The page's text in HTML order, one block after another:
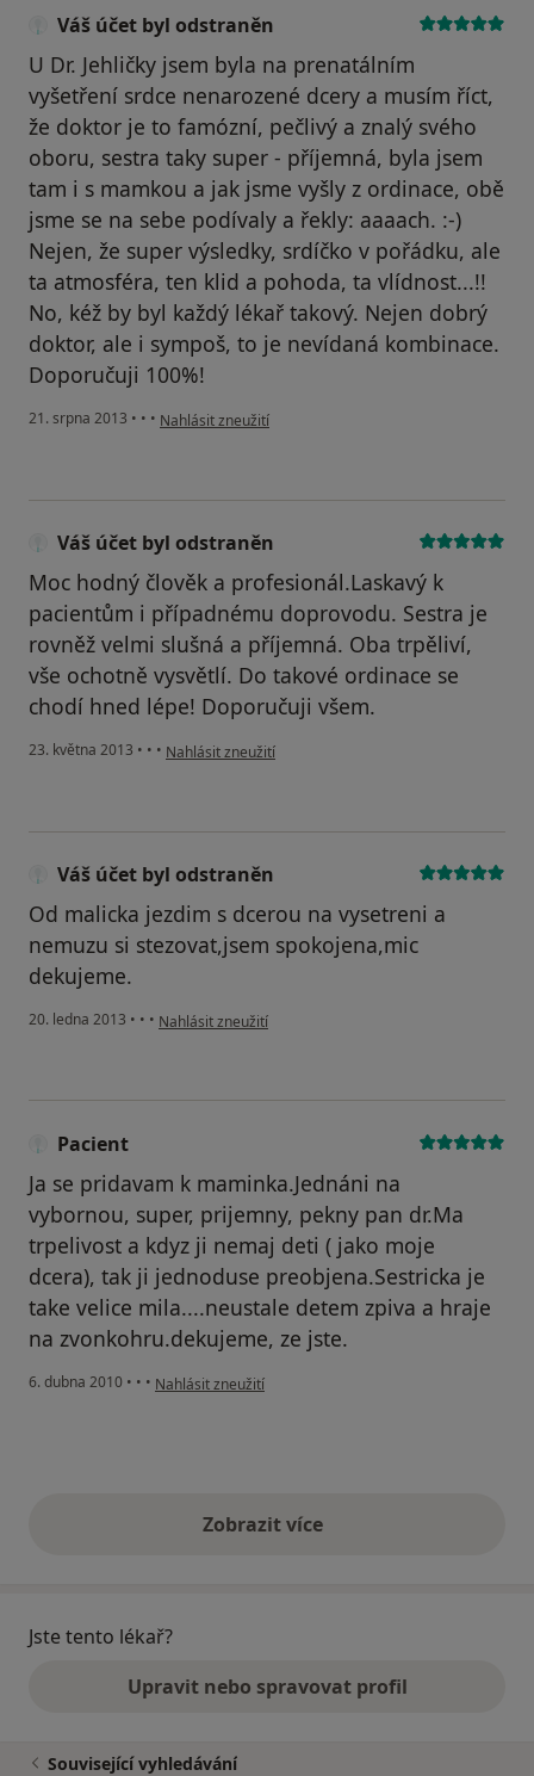
Váš účet byl odstraněn
U Dr. Jehličky jsem byla na prenatálním
vyšetření srdce nenarozené dcery a musím říct,
že doktor je to famózní, pečlivý a znalý svého
oboru, sestra taky super - příjemná, byla jsem
tam i s mamkou a jak jsme vyšly z ordinace, obě
jsme se na sebe podívaly a řekly: aaaach. :-)
Nejen, že super výsledky, srdíčko v pořádku, ale
ta atmosféra, ten klid a pohoda, ta vlídnost...!!
No, kéž by byl každý lékař takový. Nejen dobrý
doktor, ale i sympoš, to je nevídaná kombinace.
Doporučuji 100%!
21. srpna 2013 • • • podle názoru uživatele Váš účet byl odstraněn
Nahlásit zneužití
Váš účet byl odstraněn
Moc hodný člověk a profesionál.Laskavý k
pacientům i případnému doprovodu. Sestra je
rovněž velmi slušná a příjemná. Oba trpěliví,
vše ochotně vysvětlí. Do takové ordinace se
chodí hned lépe! Doporučuji všem.
23. května 2013 • • • podle názoru uživatele Váš účet byl odstraněn
Nahlásit zneužití
Váš účet byl odstraněn
Od malicka jezdim s dcerou na vysetreni a
nemuzu si stezovat,jsem spokojena,mic
dekujeme.
20. ledna 2013 • • • podle názoru uživatele Váš účet byl odstraněn
Nahlásit zneužití
Pacient
Ja se pridavam k maminka.Jednáni na
vybornou, super, prijemny, pekny pan dr.Ma
trpelivost a kdyz ji nemaj deti ( jako moje
dcera), tak ji jednoduse preobjena.Sestricka je
take velice mila....neustale detem zpiva a hraje
na zvonkohru.dekujeme, ze jste.
6. dubna 2010 • • • podle názoru uživatele Pacient
Nahlásit zneužití
Zobrazit vícevýše uvedené názory
Jste tento lékař?
Upravit nebo spravovat profil
Související vyhledávání